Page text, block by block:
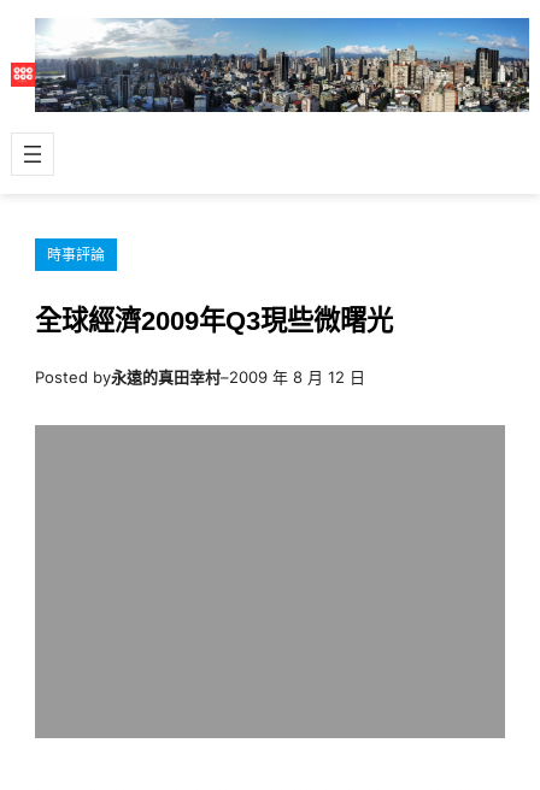
主
容
時事評論
全球經濟2009年Q3現些微曙光
Posted by永遠的真田幸村–2009 年 8 月 12 日